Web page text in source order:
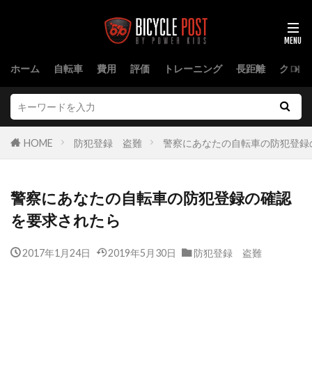
ホーム 自転車 費用 評価 トレーニング 長距離 クロス
HOME 防犯登録 盗難 警察にあなたの自転車の防犯登
警察にあなたの自転車の防犯登録の確認
を要求されたら
2017年1月24日 2019年5月30日 防犯登録 盗難